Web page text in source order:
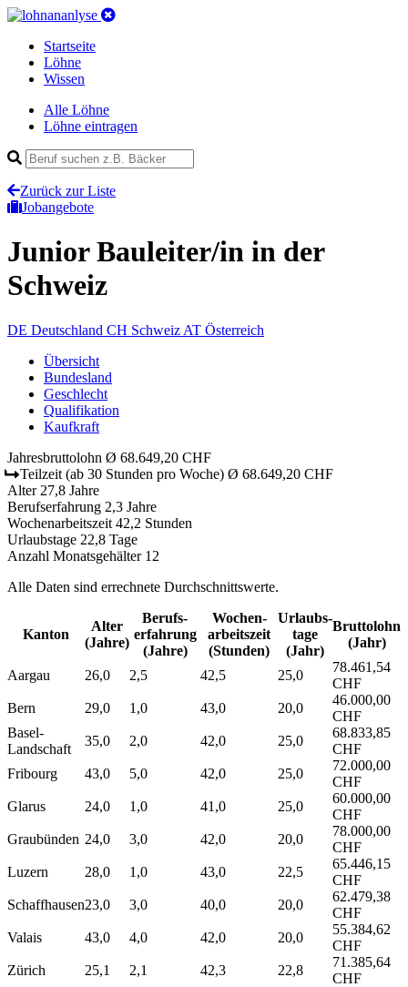
Startseite
Löhne
Wissen
Alle Löhne
Löhne eintragen
Zurück zur Liste
Jobangebote
Junior Bauleiter/in in der
Schweiz
DE Deutschland CH Schweiz AT Österreich
Übersicht
Bundesland
Geschlecht
Qualifikation
Kaufkraft
Jahresbruttolohn Ø 68.649,20 CHF
Teilzeit (ab 30 Stunden pro Woche) Ø 68.649,20 CHF
Alter 27,8 Jahre
Berufserfahrung 2,3 Jahre
Wochenarbeitszeit 42,2 Stunden
Urlaubstage 22,8 Tage
Anzahl Monatsgehälter 12
Alle Daten sind errechnete Durchschnittswerte.
Kanton
Alter
(Jahre)
Berufs­
erfahrung
(Jahre)
Wochen­
arbeitszeit
(Stunden)
Urlaubs­
tage
(Jahr)
Bruttolohn
(Jahr)
Aargau 26,0 2,5 42,5 25,0
78.461,54
CHF
Bern
29,0 1,0 43,0 20,0
46.000,00
CHF
Basel-
Landschaft
35,0 2,0 42,0 25,0
68.833,85
CHF
Fribourg
43,0 5,0 42,0 25,0
72.000,00
CHF
Glarus
24,0 1,0 41,0 25,0
60.000,00
CHF
Graubünden 24,0 3,0 42,0 20,0
78.000,00
CHF
Luzern
28,0 1,0 43,0 22,5
65.446,15
CHF
Schaffhausen23,0 3,0 40,0 20,0
62.479,38
CHF
Valais
43,0 4,0 42,0 20,0
55.384,62
CHF
Zürich
25,1 2,1 42,3 22,8
71.385,64
CHF